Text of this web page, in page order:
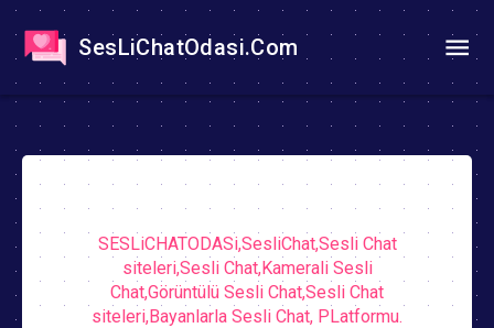
SesLiChatOdasi.Com
SESLiCHATODASi,SesliChat,Sesli Chat
siteleri,Sesli Chat,Kamerali Sesli
Chat,Görüntülü Sesli Chat,Sesli Chat
siteleri,Bayanlarla Sesli Chat, PLatformu.